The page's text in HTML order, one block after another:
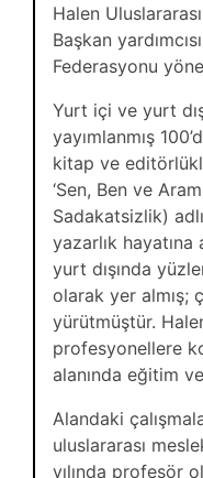
Halen
Başkan
Federasyonu
Yurt içi ve yurt
yayımlanmış
kitap ve
‘Sen, Ben ve
Sadakatsizlik)
yazarlık hayatına
yurt dışında
olarak yer almış;
yürütmüştür.
profesyonellere
alanında eğitim
Alandaki
uluslararası
yılında profesör